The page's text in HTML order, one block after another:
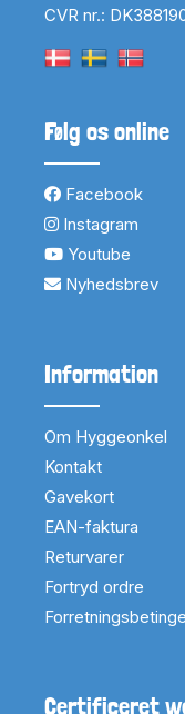
CVR nr.:
Følg os online
Facebook
Instagram
Youtube
Nyhedsbrev
Information
Om Hyggeonkel
Kontakt
Gavekort
EAN-faktura
Returvarer
Fortryd ordre
Certificeret